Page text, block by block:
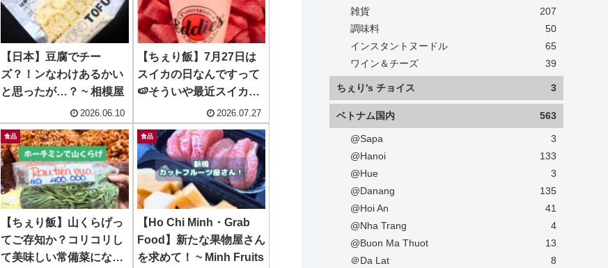
【日本】豆腐でチー
ズ？！ンなわけあるかい
と思ったが…？ ~ 相模屋
2026.06.10
【ちぇり飯】7月27日は
スイカの日なんですって
🍉そういや最近スイカ凍
2026.07.27
食品
【ちぇり飯】山くらげっ
てご存知か？コリコリし
て美味しい常備菜になる
食品
【Ho Chi Minh・Grab
Food】新たな果物屋さん
を求めて！ ~ Minh Fruits
雑貨
207
調味料
50
インスタントヌードル
65
ワイン＆チーズ
39
ちぇり's チョイス 3
ベトナム国内 563
@Sapa
3
@Hanoi
133
@Hue
3
@Danang
135
@Hoi An
41
@Nha Trang
4
@Buon Ma Thuot
13
＠Da Lat
8